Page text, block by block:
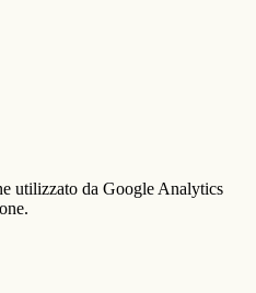
utilizzato da Google Analytics